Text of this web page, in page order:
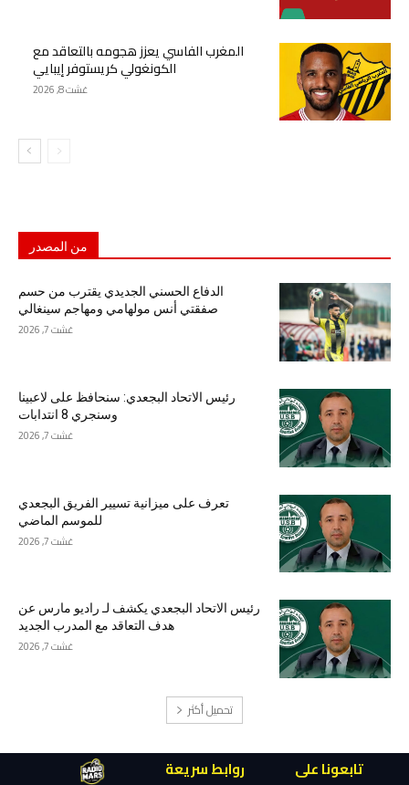
المغرب الفاسي يعزز هجومه بالتعاقد مع
الكونغولي كريستوفر إيبايي
غشت 8, 2026
من المصدر
الدفاع الحسني الجديدي يقترب من حسم
صفقتي أنس مولهامي ومهاجم سينغالي
غشت 7, 2026
رئيس الاتحاد البجعدي: سنحافظ على لاعبينا
وسنجري 8 انتدابات
غشت 7, 2026
تعرف على ميزانية تسيير الفريق البجعدي
للموسم الماضي
غشت 7, 2026
رئيس الاتحاد البجعدي يكشف لـ راديو مارس عن
هدف التعاقد مع المدرب الجديد
غشت 7, 2026
تحميل أكثر
تابعونا على روابط سريعة